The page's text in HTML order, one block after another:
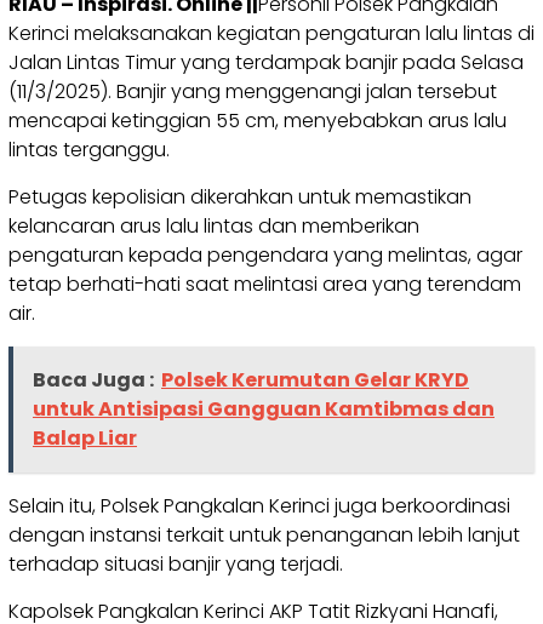
Kerinci melaksanakan kegiatan pengaturan lalu lintas di
Jalan Lintas Timur yang terdampak banjir pada Selasa
(11/3/2025). Banjir yang menggenangi jalan tersebut
mencapai ketinggian 55 cm, menyebabkan arus lalu
lintas terganggu.
Petugas kepolisian dikerahkan untuk memastikan
kelancaran arus lalu lintas dan memberikan
pengaturan kepada pengendara yang melintas, agar
tetap berhati-hati saat melintasi area yang terendam
air.
Baca Juga : Polsek Kerumutan Gelar KRYD
untuk Antisipasi Gangguan Kamtibmas dan
Balap Liar
Selain itu, Polsek Pangkalan Kerinci juga berkoordinasi
dengan instansi terkait untuk penanganan lebih lanjut
terhadap situasi banjir yang terjadi.
Kapolsek Pangkalan Kerinci AKP Tatit Rizkyani Hanafi,